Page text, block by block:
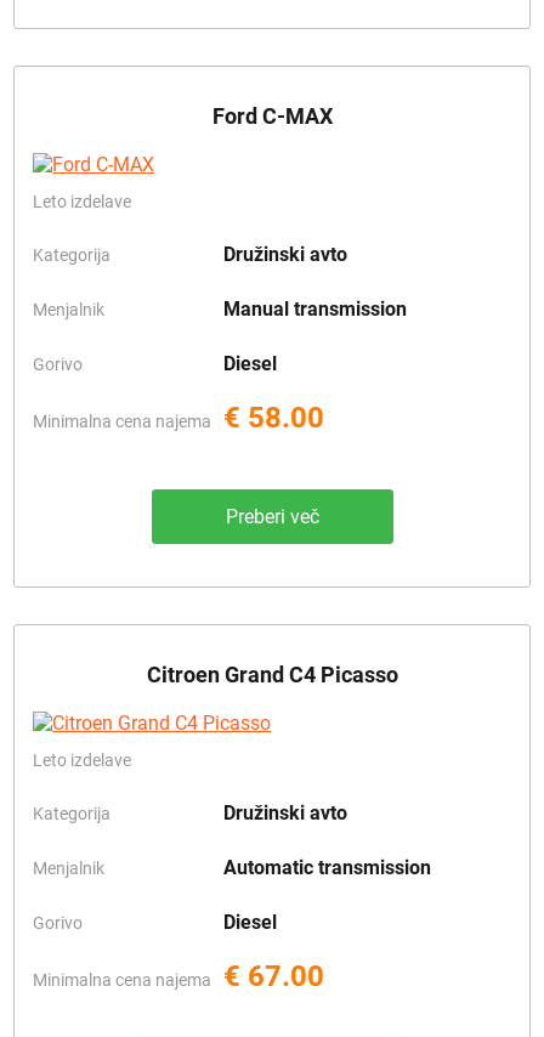
Ford C-MAX
Leto izdelave
Kategorija Družinski avto
Menjalnik Manual transmission
Gorivo Diesel
Minimalna cena najema € 58.00
Preberi več
Citroen Grand C4 Picasso
Leto izdelave
Kategorija Družinski avto
Menjalnik Automatic transmission
Gorivo Diesel
Minimalna cena najema € 67.00